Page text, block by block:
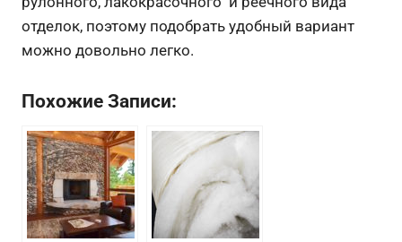
отделок, поэтому подобрать удобный вариант
можно довольно легко.
Похожие Записи: